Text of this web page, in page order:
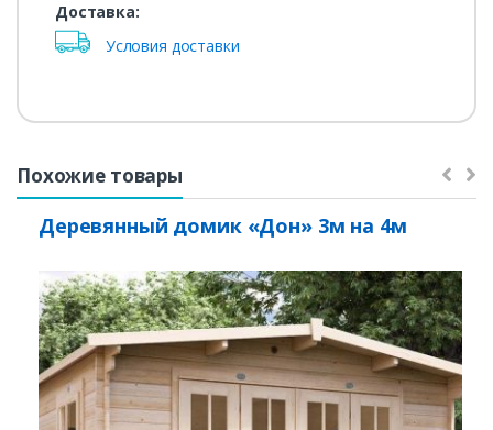
Доставка:
Условия доставки
Похожие товары
Деревянный домик «Дон» 3м на 4м